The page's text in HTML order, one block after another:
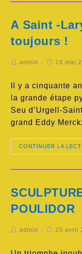
A Saint -
toujours !
admin 16 mai
Il y a cinquante
la grande étape
Seu d’Urgell-
grand Eddy
CONTINUER LA
POULIDOR
admin 25 avril